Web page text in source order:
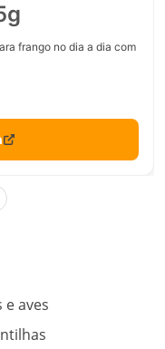
frango no dia a dia com
aves